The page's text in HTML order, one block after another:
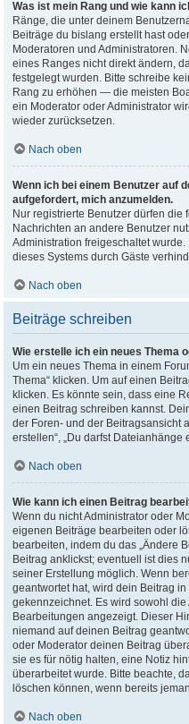
Was ist mein Rang und wie kann
Ränge, die unter deinem
Beiträge du bislang erstellt hast
Moderatoren und Administratoren.
eines Ranges nicht direkt ändern,
festgelegt wurden. Bitte schreibe
Rang zu erhöhen — die meisten
ein Moderator oder Administrator
wieder zurücksetzen.
Nach oben
Wenn ich bei einem Benutzer auf
aufgefordert, mich anzumelden.
Nur registrierte Benutzer dürfen die
Nachrichten an andere Benutzer
Administration freigeschaltet
dieses Systems durch Gäste
Nach oben
Beiträge schreiben
Wie erstelle ich ein neues Thema
Um ein neues Thema in einem
Thema“ klicken. Um auf einen
klicken. Es könnte sein, dass eine
einen Beitrag schreiben kannst.
der Foren- und der Beitragsansicht
erstellen“, „Du darfst Dateianhänge
Nach oben
Wie kann ich einen Beitrag
Wenn du nicht Administrator oder
eigenen Beiträge bearbeiten oder
bearbeiten, indem du das „Ändere
Beitrag anklickst; eventuell ist dies
seiner Erstellung möglich. Wenn
geantwortet hat, wird dein Beitrag
gekennzeichnet. Es wird sowohl
Bearbeitungen angezeigt. Dieser
niemand auf deinen Beitrag
oder Moderator deinen Beitrag
sie es für nötig halten, eine Notiz
überarbeitet wurde. Bitte beachte,
löschen können, wenn bereits
Nach oben